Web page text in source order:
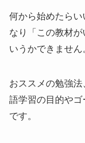
何から始めたら
なり「この教材
いうかできません
おススメの勉強
語学習の目的や
です。